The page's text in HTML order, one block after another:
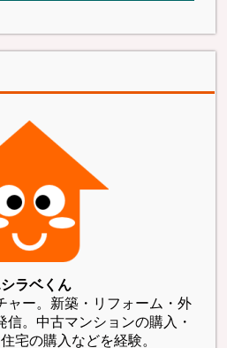
ラベくん
ャー。新築・リフォーム・外
信。中古マンションの購入・
宅の購入などを経験。